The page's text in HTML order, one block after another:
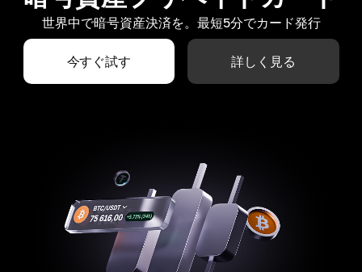
世界中で暗号資産決済を。最短5分でカード発行
今すぐ試す 詳しく見る